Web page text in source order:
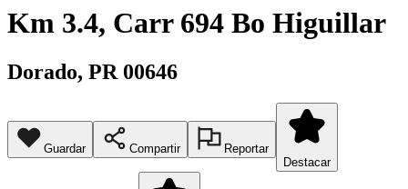
Km 3.4, Carr 694 Bo Higuillar
Dorado, PR 00646
Guardar Compartir
Reportar
Destacar